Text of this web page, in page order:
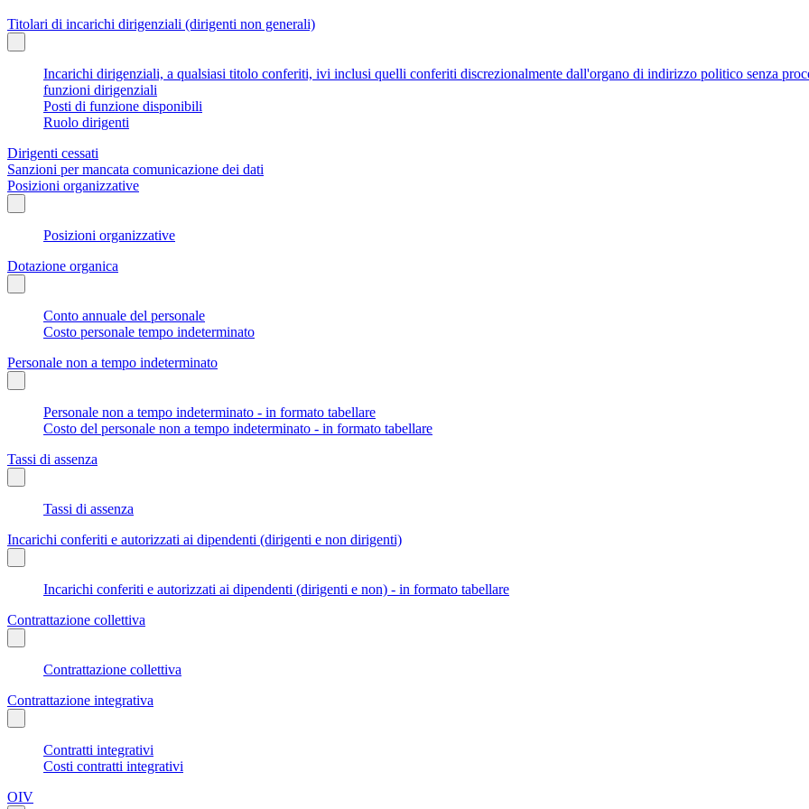
Titolari di incarichi dirigenziali (dirigenti non generali)
Incarichi dirigenziali, a qualsiasi titolo conferiti, ivi inclusi quelli conferiti discrezionalmente dall'organo di indirizzo politico senza
funzioni dirigenziali
Posti di funzione disponibili
Ruolo dirigenti
Dirigenti cessati
Sanzioni per mancata comunicazione dei dati
Posizioni organizzative
Posizioni organizzative
Dotazione organica
Conto annuale del personale
Costo personale tempo indeterminato
Personale non a tempo indeterminato
Personale non a tempo indeterminato - in formato tabellare
Costo del personale non a tempo indeterminato - in formato tabellare
Tassi di assenza
Tassi di assenza
Incarichi conferiti e autorizzati ai dipendenti (dirigenti e non dirigenti)
Incarichi conferiti e autorizzati ai dipendenti (dirigenti e non) - in formato tabellare
Contrattazione collettiva
Contrattazione collettiva
Contrattazione integrativa
Contratti integrativi
Costi contratti integrativi
OIV